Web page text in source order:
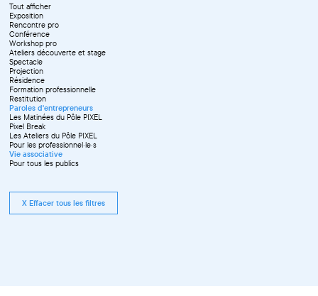
Tout afficher
Exposition
Rencontre pro
Conférence
Workshop pro
Ateliers découverte et stage
Spectacle
Projection
Résidence
Formation professionnelle
Restitution
Paroles d'entrepreneurs
Les Matinées du Pôle PIXEL
Pixel Break
Les Ateliers du Pôle PIXEL
Pour les professionnel·le·s
Vie associative
Pour tous les publics
X Effacer tous les filtres